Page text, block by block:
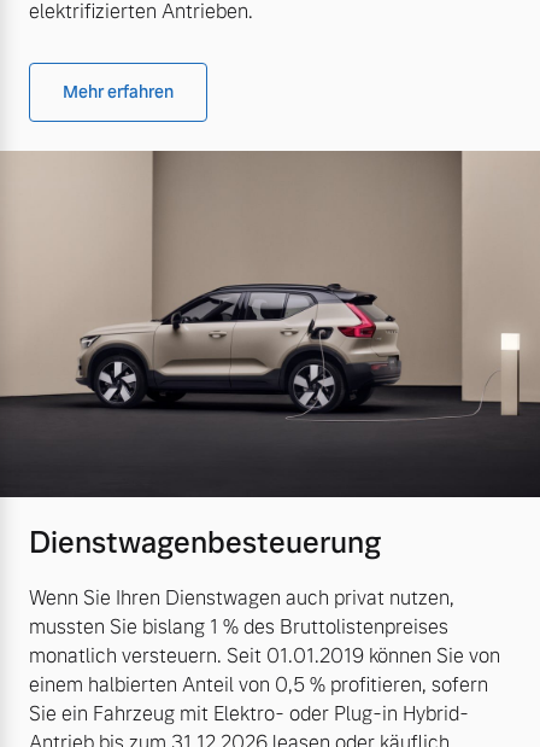
elektrifizierten Antrieben.
Mehr erfahren
Dienstwagenbesteuerung
Wenn Sie Ihren Dienstwagen auch privat nutzen,
mussten Sie bislang 1 % des Bruttolistenpreises
monatlich versteuern. Seit 01.01.2019 können Sie von
einem halbierten Anteil von 0,5 % profitieren, sofern
Sie ein Fahrzeug mit Elektro- oder Plug-in Hybrid-